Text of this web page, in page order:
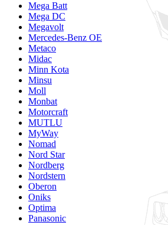
Mega Batt
Mega DC
Megavolt
Mercedes-Benz OE
Metaco
Midac
Minn Kota
Minsu
Moll
Monbat
Motorcraft
MUTLU
MyWay
Nomad
Nord Star
Nordberg
Nordstern
Oberon
Oniks
Optima
Panasonic